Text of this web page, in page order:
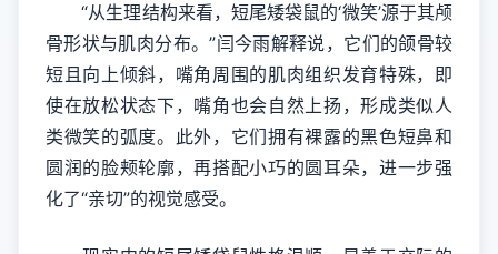
“从生理结构来看，短尾矮袋鼠的‘微笑’源于其颅
骨形状与肌肉分布。”闫今雨解释说，它们的颌骨较
短且向上倾斜，嘴角周围的肌肉组织发育特殊，即
使在放松状态下，嘴角也会自然上扬，形成类似人
类微笑的弧度。此外，它们拥有裸露的黑色短鼻和
圆润的脸颊轮廓，再搭配小巧的圆耳朵，进一步强
化了“亲切”的视觉感受。